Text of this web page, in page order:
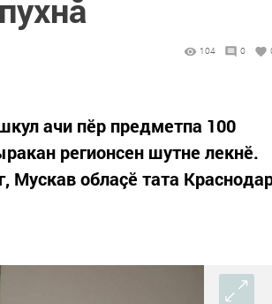
104 0
ачи пӗр предметпа 100
регионсен шутне лекнӗ.
Мускав облаçӗ тата